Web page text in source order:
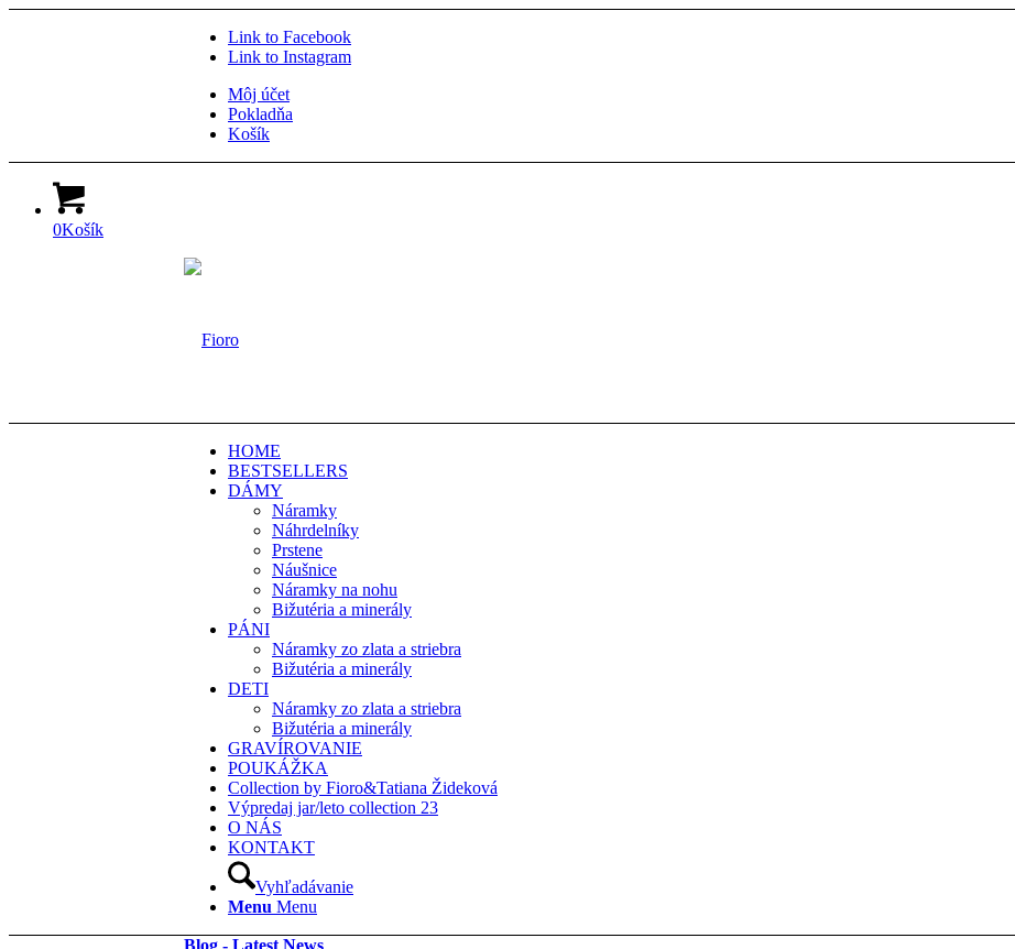
Link to Facebook
Link to Instagram
Môj účet
Pokladňa
Košík
0Košík
HOME
BESTSELLERS
DÁMY
Náramky
Náhrdelníky
Prstene
Náušnice
Náramky na nohu
Bižutéria a minerály
PÁNI
Náramky zo zlata a striebra
Bižutéria a minerály
DETI
Náramky zo zlata a striebra
Bižutéria a minerály
GRAVÍROVANIE
POUKÁŽKA
Collection by Fioro&Tatiana Žideková
Výpredaj jar/leto collection 23
O NÁS
KONTAKT
Vyhľadávanie
Menu Menu
Blog - Latest News